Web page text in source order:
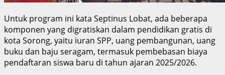
Untuk program ini kata Septinus Lobat, ada beberapa
komponen yang digratiskan dalam pendidikan gratis di
kota Sorong, yaitu iuran SPP, uang pembangunan, uang
buku dan baju seragam, termasuk pembebasan biaya
pendaftaran siswa baru di tahun ajaran 2025/2026.